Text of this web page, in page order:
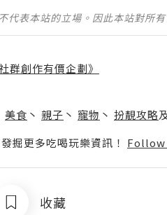
代表本站的立場。因此本站對所
群創作有價企劃》
美食 丶 親子 丶 寵物 丶 扮靚攻略
掘更多吃喝玩樂資訊！ Follow
收藏